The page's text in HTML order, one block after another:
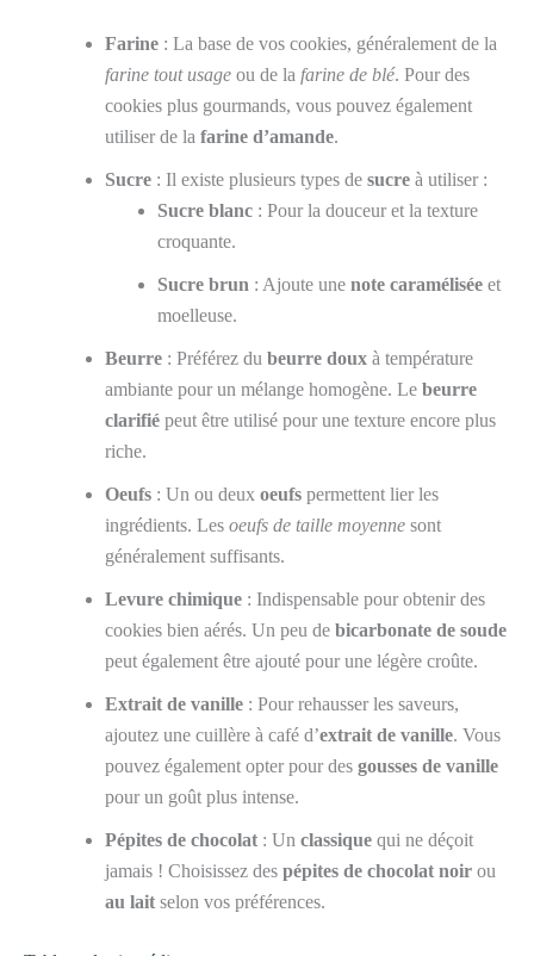
Farine : La base de vos cookies, généralement de la
farine tout usage ou de la farine de blé. Pour des
cookies plus gourmands, vous pouvez également
utiliser de la farine d’amande.
Sucre : Il existe plusieurs types de sucre à utiliser :
Sucre blanc : Pour la douceur et la texture
croquante.
Sucre brun : Ajoute une note caramélisée et
moelleuse.
Beurre : Préférez du beurre doux à température
ambiante pour un mélange homogène. Le beurre
clarifié peut être utilisé pour une texture encore plus
riche.
Oeufs : Un ou deux oeufs permettent lier les
ingrédients. Les oeufs de taille moyenne sont
généralement suffisants.
Levure chimique : Indispensable pour obtenir des
cookies bien aérés. Un peu de bicarbonate de soude
peut également être ajouté pour une légère croûte.
Extrait de vanille : Pour rehausser les saveurs,
ajoutez une cuillère à café d’extrait de vanille. Vous
pouvez également opter pour des gousses de vanille
pour un goût plus intense.
Pépites de chocolat : Un classique qui ne déçoit
jamais ! Choisissez des pépites de chocolat noir ou
au lait selon vos préférences.